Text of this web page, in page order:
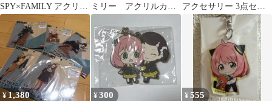
SPY×FAMILY アクリル
カードチャーム 2点セ
ット
ミリー アクリルカー
ドチャーム
アクセサリー 3点セッ
¥ 1,380 ¥300 ¥555